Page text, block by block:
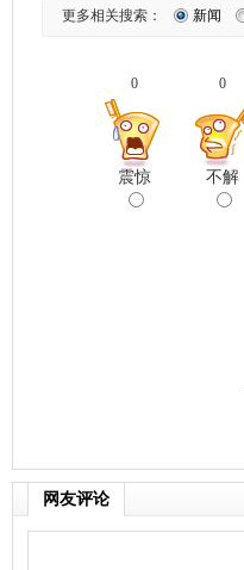
更多相关搜索： 新闻
0
震惊
0
不解
网友评论